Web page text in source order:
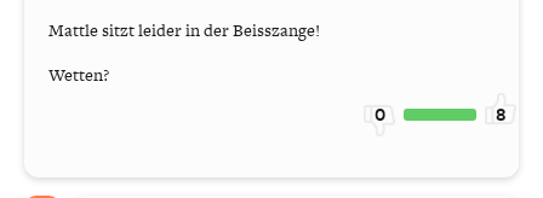
Mattle sitzt leider in der Beisszange!
Wetten?
0 8